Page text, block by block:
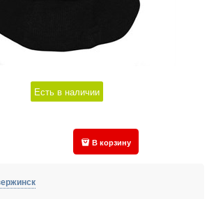
Есть в наличии
В корзину